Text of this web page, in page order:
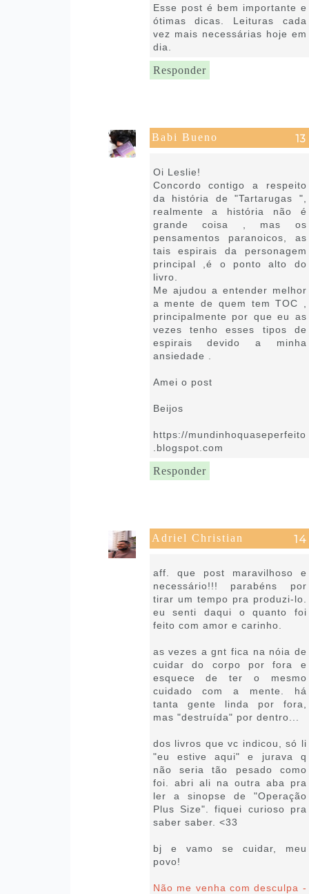
Esse post é bem importante e
ótimas dicas. Leituras cada
vez mais necessárias hoje em
dia.
Responder
Babi Bueno
Oi Leslie!
Concordo contigo a respeito
da história de "Tartarugas ",
realmente a história não é
grande coisa , mas os
pensamentos paranoicos, as
tais espirais da personagem
principal ,é o ponto alto do
livro.
Me ajudou a entender melhor
a mente de quem tem TOC ,
principalmente por que eu as
vezes tenho esses tipos de
espirais devido a minha
ansiedade .
Amei o post
Beijos
https://mundinhoquaseperfeito
.blogspot.com
Responder
Adriel Christian
aff. que post maravilhoso e
necessário!!! parabéns por
tirar um tempo pra produzi-lo.
eu senti daqui o quanto foi
feito com amor e carinho.
as vezes a gnt fica na nóia de
cuidar do corpo por fora e
esquece de ter o mesmo
cuidado com a mente. há
tanta gente linda por fora,
mas "destruída" por dentro...
dos livros que vc indicou, só li
"eu estive aqui" e jurava q
não seria tão pesado como
foi. abri ali na outra aba pra
ler a sinopse de "Operação
Plus Size". fiquei curioso pra
saber saber. <33
bj e vamo se cuidar, meu
povo!
Não me venha com desculpa -